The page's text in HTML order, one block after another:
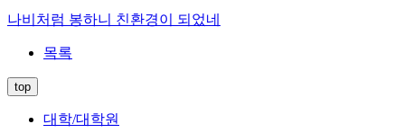
나비처럼 봉하니 친환경이 되었네
목록
top
대학/대학원